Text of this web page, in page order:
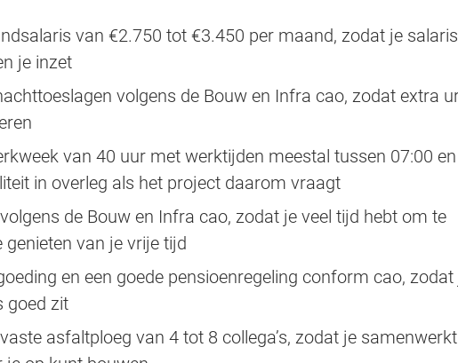
van €2.750 tot €3.450 per maand, zodat je
je inzet
volgens de Bouw en Infra cao, zodat extra
van 40 uur met werktijden meestal tussen 07:00
in overleg als het project daarom vraagt
de Bouw en Infra cao, zodat je veel tijd hebt om te
genieten van je vrije tijd
en een goede pensioenregeling conform cao, zodat
goed zit
asfaltploeg van 4 tot 8 collega’s, zodat je